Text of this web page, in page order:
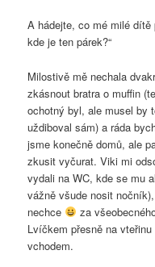
A hádejte, co mé milé dítě
kde je ten párek?“
Milostivě mě nechala
zkásnout bratra o muffin
ochotný byl, ale musel by
uždiboval sám) a ráda
jsme konečně domů, ale
zkusit vyčurat. Viki mi
vydali na WC, kde se mu
vážně všude nosit
nechce
za
Lvíčkem přesně na
vchodem.